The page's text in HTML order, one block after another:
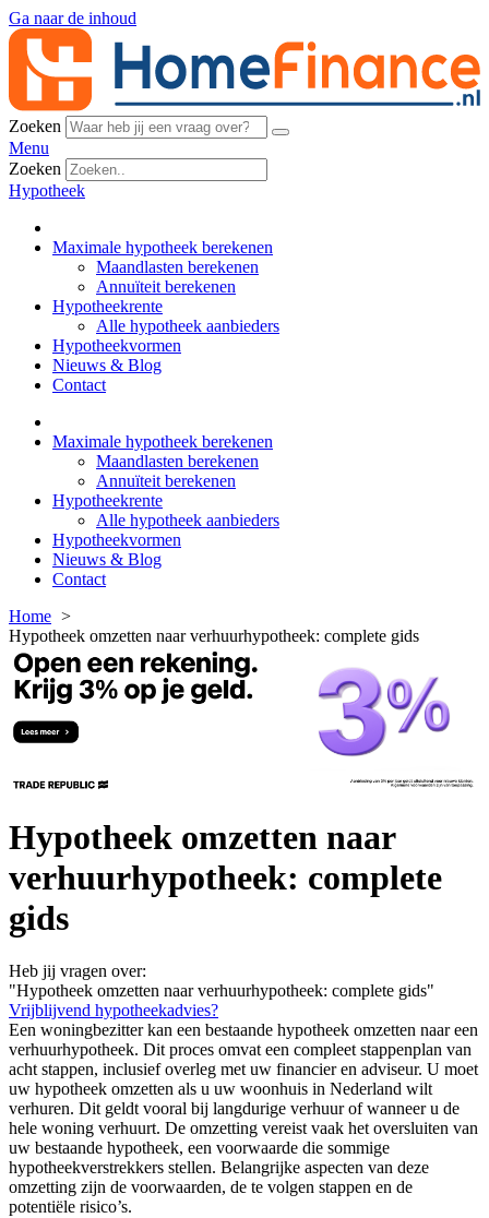
Ga naar de inhoud
Zoeken
Menu
Zoeken
Hypotheek
Maximale hypotheek berekenen
Maandlasten berekenen
Annuïteit berekenen
Hypotheekrente
Alle hypotheek aanbieders
Hypotheekvormen
Nieuws & Blog
Contact
Maximale hypotheek berekenen
Maandlasten berekenen
Annuïteit berekenen
Hypotheekrente
Alle hypotheek aanbieders
Hypotheekvormen
Nieuws & Blog
Contact
Home
Hypotheek omzetten naar verhuurhypotheek: complete gids
Hypotheek omzetten naar
verhuurhypotheek: complete
gids
Heb jij vragen over:
"Hypotheek omzetten naar verhuurhypotheek: complete gids"
Vrijblijvend hypotheekadvies?
Een woningbezitter kan een bestaande hypotheek omzetten naar een
verhuurhypotheek. Dit proces omvat een compleet stappenplan van
acht stappen, inclusief overleg met uw financier en adviseur. U moet
uw hypotheek omzetten als u uw woonhuis in Nederland wilt
verhuren. Dit geldt vooral bij langdurige verhuur of wanneer u de
hele woning verhuurt. De omzetting vereist vaak het oversluiten van
uw bestaande hypotheek, een voorwaarde die sommige
hypotheekverstrekkers stellen. Belangrijke aspecten van deze
omzetting zijn de voorwaarden, de te volgen stappen en de
potentiële risico’s.